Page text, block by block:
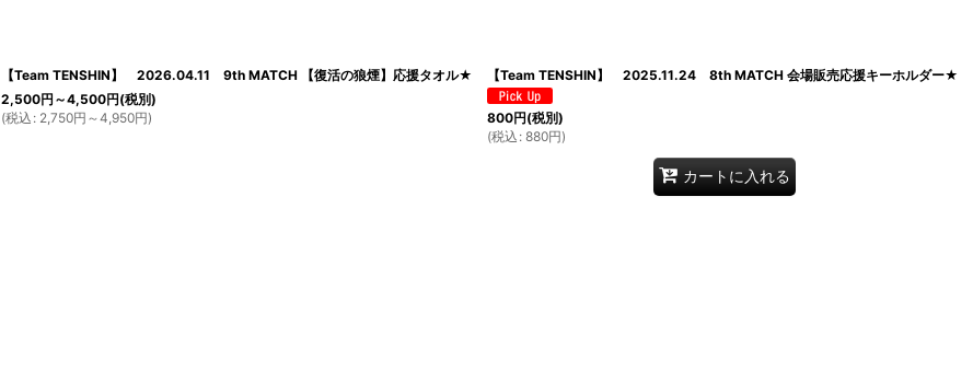
【Team TENSHIN】 2026.04.11 9th MATCH 【復活の狼煙】応援タオル★
2,500円 ～4,500円(税別)
(税込 : 2,750円 ～4,950円)
【Team TENSHIN】 2025.11.24 8th MATCH 会場販売応援キーホルダー★
800円(税別)
(税込 : 880円)
カートに入れる